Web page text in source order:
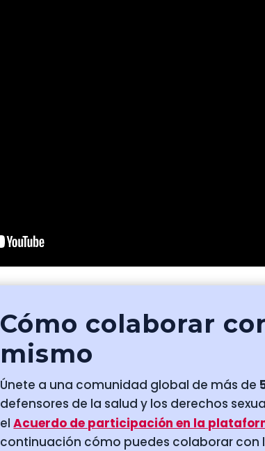
Cómo colaborar
mismo
Únete a una comunidad global de más de
defensores de la salud y los derechos
el Acuerdo de participación en la
continuación cómo puedes colaborar con